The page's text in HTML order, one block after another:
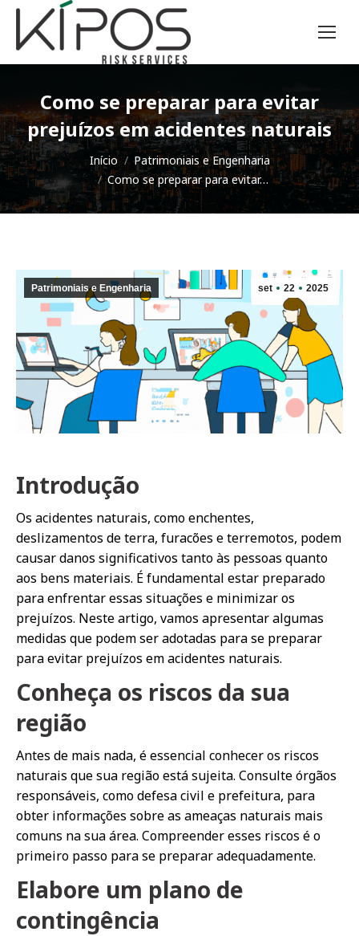
Como se preparar para evitar
prejuízos em acidentes naturais
Você está aqui:Início
Patrimoniais e Engenharia
Como se preparar para evitar…
set 22 2025
Patrimoniais e Engenharia
Introdução
Os acidentes naturais, como enchentes,
deslizamentos de terra, furacões e terremotos, podem
causar danos significativos tanto às pessoas quanto
aos bens materiais. É fundamental estar preparado
para enfrentar essas situações e minimizar os
prejuízos. Neste artigo, vamos apresentar algumas
medidas que podem ser adotadas para se preparar
para evitar prejuízos em acidentes naturais.
Conheça os riscos da sua
região
Antes de mais nada, é essencial conhecer os riscos
naturais que sua região está sujeita. Consulte órgãos
responsáveis, como defesa civil e prefeitura, para
obter informações sobre as ameaças naturais mais
comuns na sua área. Compreender esses riscos é o
primeiro passo para se preparar adequadamente.
Elabore um plano de
contingência